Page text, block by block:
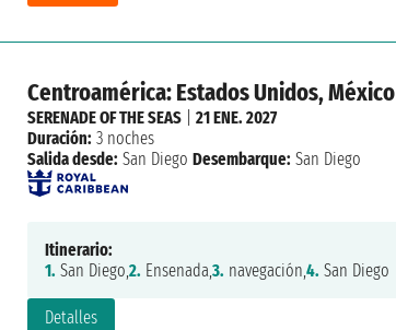
Centroamérica: Estados Unidos, México
Detalles
SERENADE OF THE SEAS| 21 ENE. 2027
Duración: 3 noches
Salida desde: San Diego Desembarque: San Diego
Itinerario:
1. San Diego,2. Ensenada,3. navegación,4. San Diego